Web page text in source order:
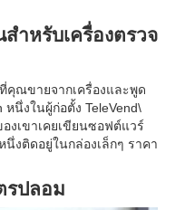
ำหรับเครื่องตรวจ
ณขายจากเครื่องและพูด
หนึ่งในผู้ก่อตั้ง TeleVend\
งเขาเคยเขียนซอฟต์แวร์
งติดอยู่ในกล่องเล็กๆ ราคา
รปลอม